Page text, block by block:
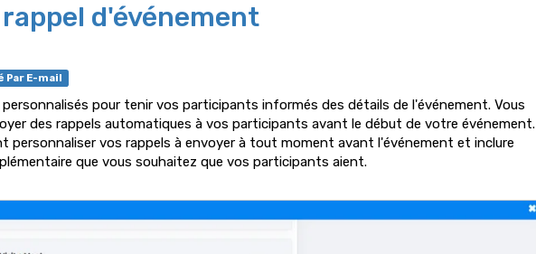
d'événement
Par E-mail
pour tenir vos participants informés des détails de l'événement. Vous
des rappels automatiques à vos participants avant le début de votre événement.
personnaliser vos rappels à envoyer à tout moment avant l'événement et inclure
que vous souhaitez que vos participants aient.